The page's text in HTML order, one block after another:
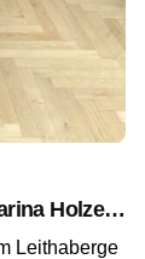
Wirtschaftsbund Au am Leithaberge: Karina Holzer als Obfrau bestätigt
Leithaberge